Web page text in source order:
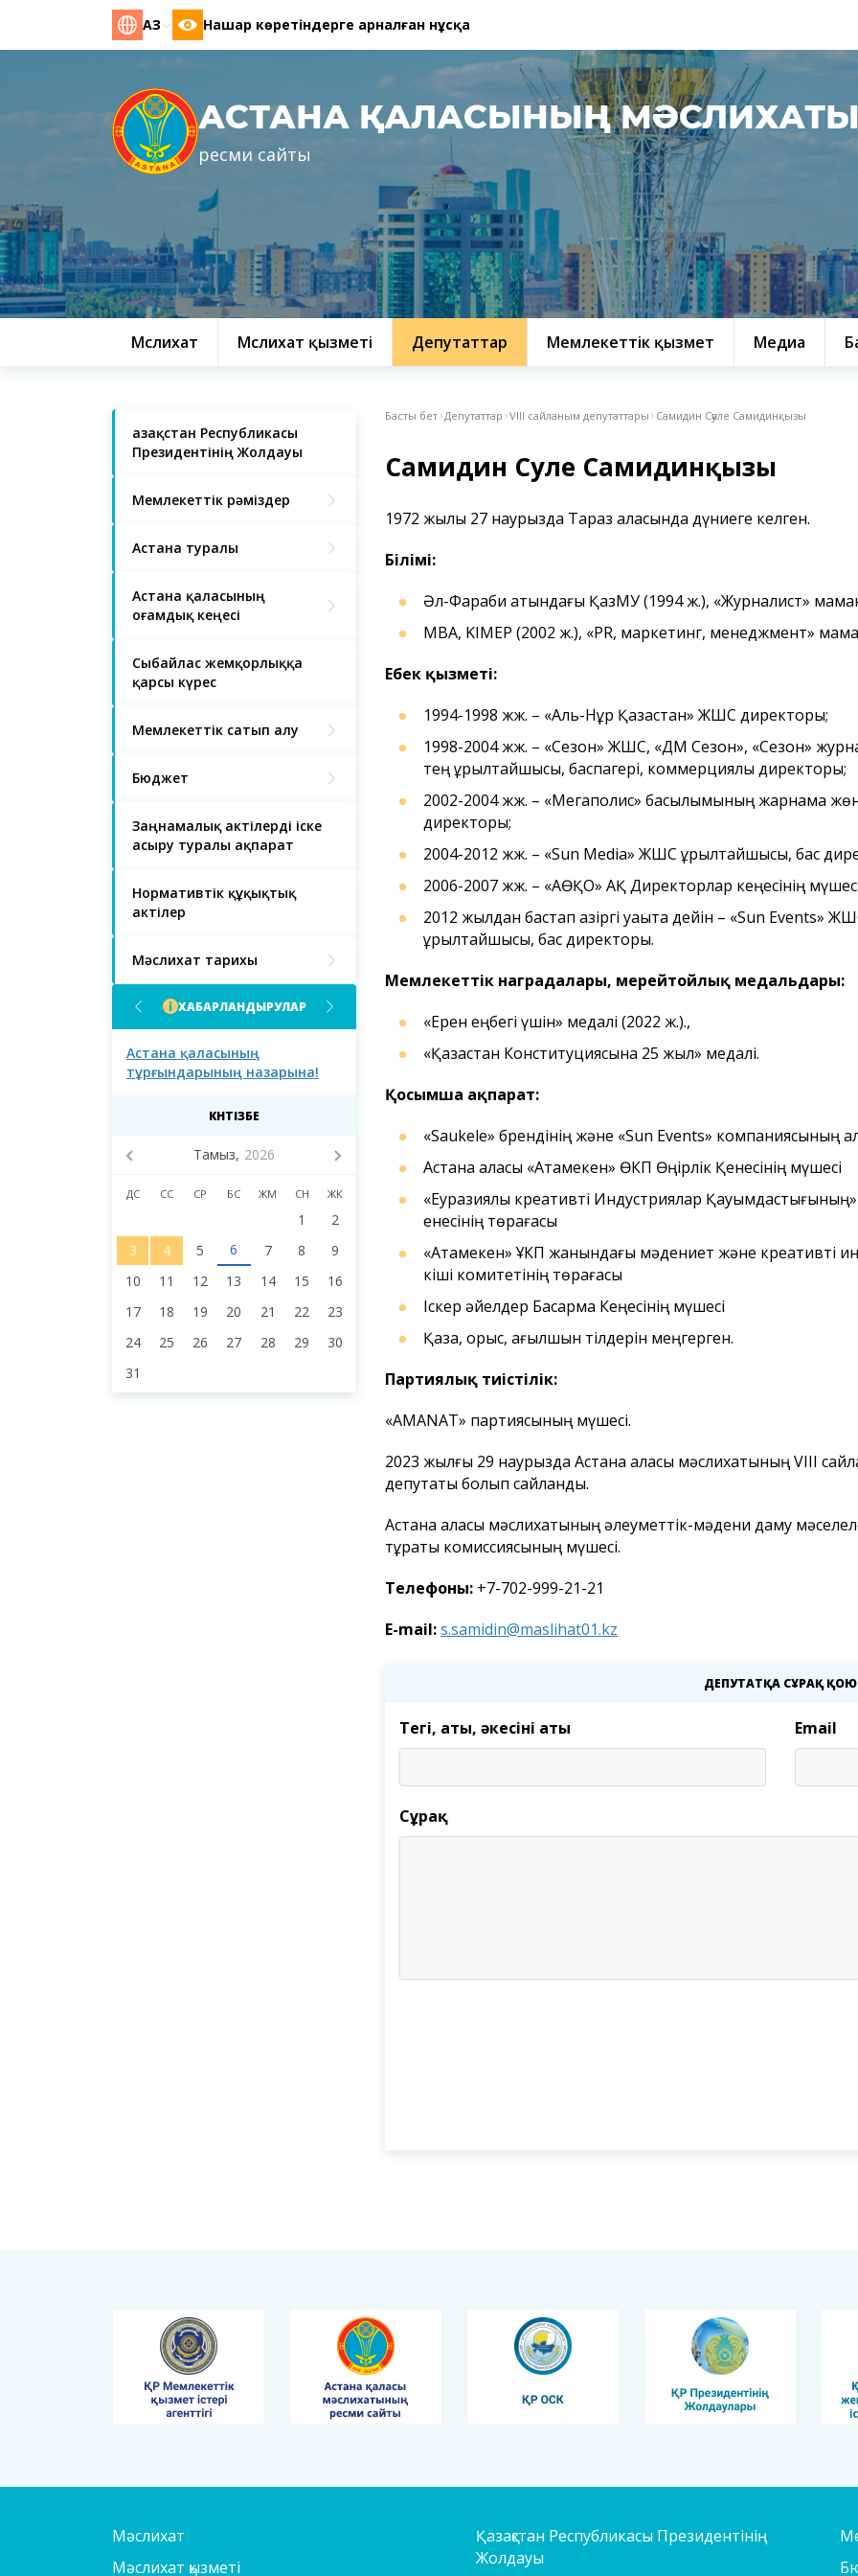
ҚАЗ Нашар көретіндерге арналған нұсқа
АСТАНА ҚАЛАСЫНЫҢ МӘСЛИХАТЫ
ресми сайты
Мәслихат Мәслихат қызметі Депутаттар Мемлекеттік қызмет Медиа
Қазақстан Республикасы
Президентінің Жолдауы
Мемлекеттік рәміздер
Астана туралы
Астана қаласының
Қоғамдық кеңесі
Сыбайлас жемқорлыққа
қарсы күрес
Мемлекеттік сатып алу
Бюджет
Заңнамалық актілерді іске
асыру туралы ақпарат
Нормативтік құқықтық
актілер
Мәслихат тарихы
ХАБАРЛАНДЫРУЛАР
Астана қаласының
тұрғындарының назарына!
Астана қаласы
қаласы мәслихатының
сегізінші сайланым
депутаттарының назарына!
Бюджеттік бағдарламаның
КҮНТІЗБЕ
Тамыз, 2026
ДС СС СР БС ЖМ СН ЖК
1
2
3
4 5 6 7 8
9
10
11 12 13 14 15
16
17
18 19 20 21 22
23
24
25 26 27 28 29
30
31
Басты бет Депутаттар VIII сайланым депутаттары Самидин Сәуле Самидинқызы
Самидин Сәуле Самидинқызы
1972 жылы 27 наурызда Тараз қаласында дүниеге келген.
Білімі:
Әл-Фараби атындағы ҚазМУ (1994 ж.), «Журналист»
MBA, KIMEP (2002 ж.), «PR, маркетинг, менеджмент»
Еңбек қызметі:
1994-1998 жж. – «Аль-Нұр Қазақстан» ЖШС директоры;
1998-2004 жж. – «Сезон» ЖШС, «ДМ Сезон», «Сезон»
тең құрылтайшысы, баспагері, коммерциялық директоры;
2002-2004 жж. – «Мегаполис» басылымының жарнама
директоры;
2004-2012 жж. – «Sun Media» ЖШС құрылтайшысы, бас
2006-2007 жж. – «АӨҚО» АҚ Директорлар кеңесінің
2012 жылдан бастап қазіргі уақытқа дейін – «Sun Events»
құрылтайшысы, бас директоры.
Мемлекеттік наградалары, мерейтойлық медальдары:
«Ерен еңбегi үшiн» медалі (2022 ж.).,
«Қазақстан Конституциясына 25 жыл» медалі.
Қосымша ақпарат:
«Saukele» брендінің және «Sun Events» компаниясының
Астана қаласы «Атамекен» ӨКП Өңірлік Қенесінің мүшесі
«Еуразиялық креативті Индустриялар Қауымдастығының»
қенесінің төрағасы
«Атамекен» ҰКП жанындағы мәдениет және креативті
кіші комитетінің төрағасы
Іскер әйелдер Басқарма Кеңесінің мүшесі
Қазақ, орыс, ағылшын тілдерін меңгерген.
Партиялық тиістілік:
«AMANAT» партиясының мүшесі.
2023 жылғы 29 наурызда Астана қаласы мәслихатының VIII
депутаты болып сайланды.
Астана қаласы мәслихатының әлеуметтік-мәдени даму
тұрақты комиссиясының мүшесі.
Телефоны: +7-702-999-21-21
E-mail:s.samidin@maslihat01.kz
ДЕПУТАТҚА СҰРАҚ ҚОЮ
Тегі, аты, әкесінің аты Email
Сұрақ
Мәслихат
Мәслихат қызметі
Қазақстан Республикасы Президентінің
Жолдауы